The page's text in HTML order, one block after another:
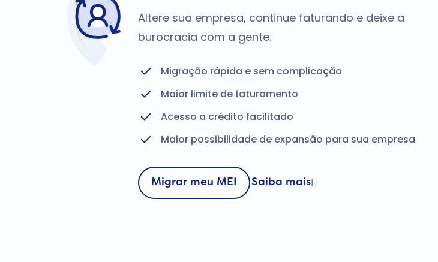
Altere sua empresa, continue faturando e deixe a
burocracia com a gente.
Migração rápida e sem complicação
Maior limite de faturamento
Acesso a crédito facilitado
Maior possibilidade de expansão para sua empresa
Migrar meu MEI Saiba mais